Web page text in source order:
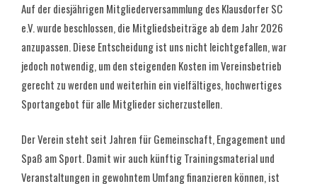
Auf der diesjährigen Mitgliederversammlung des Klausdorfer SC
e.V. wurde beschlossen, die Mitgliedsbeiträge ab dem Jahr 2026
anzupassen. Diese Entscheidung ist uns nicht leichtgefallen, war
jedoch notwendig, um den steigenden Kosten im Vereinsbetrieb
gerecht zu werden und weiterhin ein vielfältiges, hochwertiges
Sportangebot für alle Mitglieder sicherzustellen.
Der Verein steht seit Jahren für Gemeinschaft, Engagement und
Spaß am Sport. Damit wir auch künftig Trainingsmaterial und
Veranstaltungen in gewohntem Umfang finanzieren können, ist